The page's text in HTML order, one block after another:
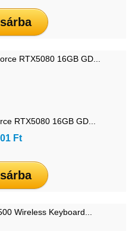
RTX5080 16GB GD...
Ft